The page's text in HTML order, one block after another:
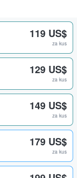
119 US$
za kus
129 US$
za kus
149 US$
za kus
179 US$
za kus